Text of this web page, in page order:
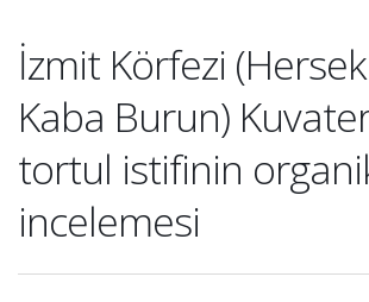
İzmit Körfezi
Kaba Burun)
tortul istifinin
incelemesi